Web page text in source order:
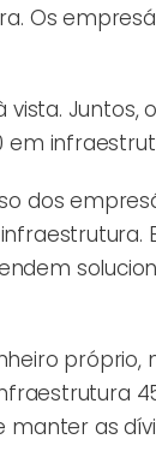
Os
Juntos,
em
dos
próprio,
manter as